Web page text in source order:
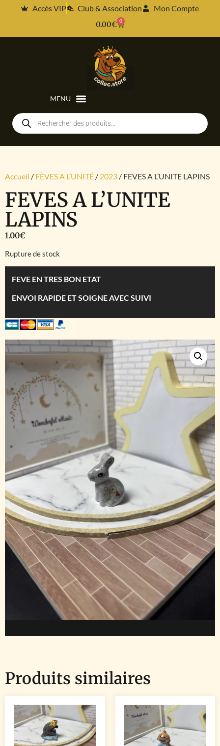
Accès VIP Club & Association
Mon Compte
0.00€ 0
Accueil / FÈVES A L’UNITÉ / 2023 / FEVES A L’UNITE LAPINS
FEVES A L’UNITE
LAPINS
1.00€
Rupture de stock
FEVE EN TRES BON ETAT
ENVOI RAPIDE ET SOIGNE AVEC SUIVI
Produits similaires